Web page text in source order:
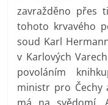
zavražděno přes
tohoto krvavého
soud Karl
v Karlových
povoláním
ministr pro Čechy